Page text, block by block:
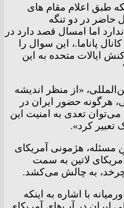
طبق اعلام مقام های
حاضر در دو تنگه
اما امسال قصد دارد در
پاناما.، این سوال را
ایالات متحده به این
«از منظر اندیشه
هرگونه حضور ایران در
می‌توان تعدی به امنیت این
تعبیر کرد».
هژمونی آمریکای
لاتین به سمت
به چالش می‌کشد.
با اشاره به اینکه